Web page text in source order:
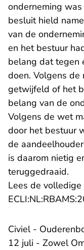
onderneming
besluit hield
van de
en het bestuur
belang dat tegen
doen. Volgens de
getwijfeld of het
belang van de
Volgens de wet
door het bestuur
de
is daarom nietig
teruggedraaid.
Lees de volledige
Civiel -
12 juli - Zowel